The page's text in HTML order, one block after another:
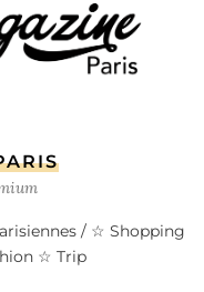
/ ☆ Shopping
☆ Trip